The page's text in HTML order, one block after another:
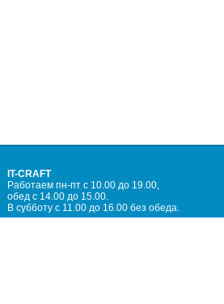
IT-CRAFT
Работаем пн-пт с 10.00 до 19.00,
обед с 14.00 до 15.00.
В субботу с 11.00 до 16.00 без обеда.